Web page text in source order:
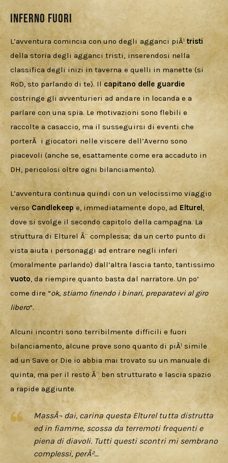
Inferno Fuori
L’avventura comincia con uno degli agganci piÃ¹ tristi
della storia degli agganci tristi, inserendosi nella
classifica degli inizi in taverna e quelli in manette (si
RoD, sto parlando di te). Il capitano delle guardie
costringe gli avventurieri ad andare in locanda e a
parlare con una spia. Le motivazioni sono flebili e
raccolte a casaccio, ma il susseguirsi di eventi che
porterÃ  i giocatori nelle viscere dell’Averno sono
piacevoli (anche se, esattamente come era accaduto in
DH, pericolosi oltre ogni bilanciamento).
L’avventura continua quindi con un velocissimo viaggio
verso Candlekeep e, immediatamente dopo, ad Elturel,
dove si svolge il secondo capitolo della campagna. La
struttura di Elturel Ã¨ complessa; da un certo punto di
vista aiuta i personaggi ad entrare negli inferi
(moralmente parlando) dall’altra lascia tanto, tantissimo
vuoto, da riempire quanto basta dal narratore. Un po’
come dire “ok, stiamo finendo i binari, preparatevi al giro
libero“.
Alcuni incontri sono terribilmente difficili e fuori
bilanciamento, alcune prove sono quanto di piÃ¹ simile
ad un Save or Die io abbia mai trovato su un manuale di
quinta, ma per il resto Ã¨ ben strutturato e lascia spazio
a rapide aggiunte.
MassÃ¬ dai, carina questa Elturel tutta distrutta
ed in fiamme, scossa da terremoti frequenti e
piena di diavoli. Tutti questi scontri mi sembrano
complessi, perÃ²…